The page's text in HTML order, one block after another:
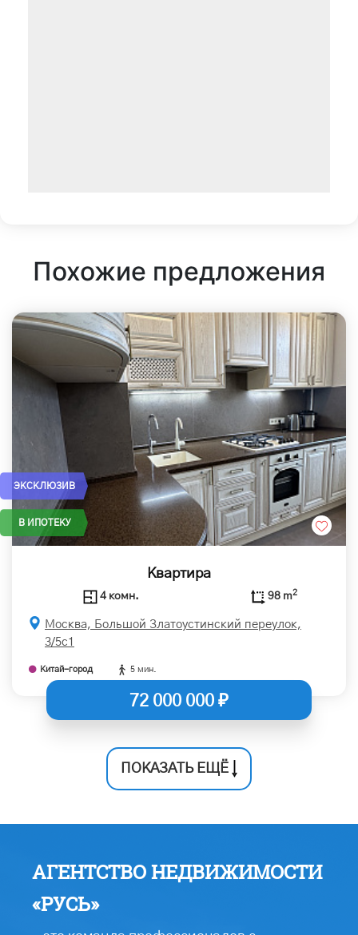
Похожие предложения
ЭКСКЛЮЗИВ
В ИПОТЕКУ
Квартира
4 комн. 98 m2
Москва, Большой Златоустинский переулок,
3/5с1
Китай-город 5 мин.
72 000 000 ₽
ПОКАЗАТЬ ЕЩЁ
АГЕНТСТВО НЕДВИЖИМОСТИ
«РУСЬ»